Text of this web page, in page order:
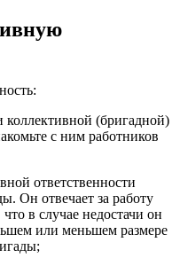
коллективной (бригадной)
с ним работников
ответственности
Он отвечает за работу
в случае недостачи он
или меньшем размере